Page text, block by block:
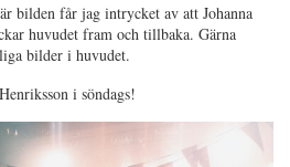
bilden får jag intrycket av att Johanna
huvudet fram och tillbaka. Gärna
bilder i huvudet.
i söndags!